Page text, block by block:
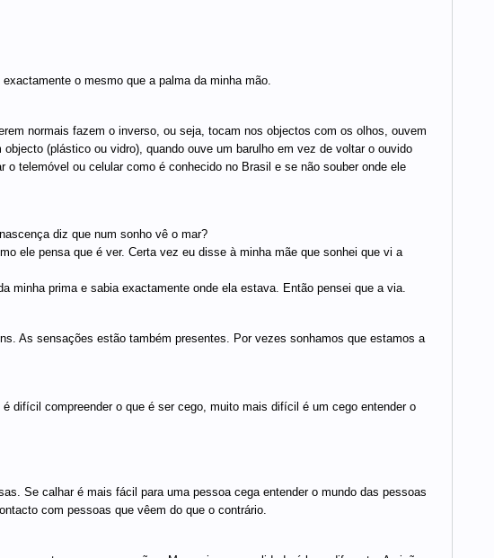
o mesmo que a palma da minha mão.
normais fazem o inverso, ou seja, tocam nos objectos com os olhos, ouvem
(plástico ou vidro), quando ouve um barulho em vez de voltar o ouvido
telemóvel ou celular como é conhecido no Brasil e se não souber onde ele
diz que num sonho vê o mar?
ele pensa que é ver. Certa vez eu disse à minha mãe que sonhei que vi a
minha prima e sabia exactamente onde ela estava. Então pensei que a via.
As sensações estão também presentes. Por vezes sonhamos que estamos a
difícil compreender o que é ser cego, muito mais difícil é um cego entender o
Se calhar é mais fácil para uma pessoa cega entender o mundo das pessoas
com pessoas que vêem do que o contrário.